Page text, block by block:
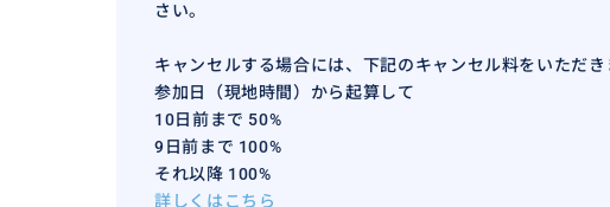
さい。
キャンセルする場合には、下記のキャンセル料をいただき
参加日（現地時間）から起算して
10日前まで 50%
9日前まで 100%
それ以降 100%
詳しくはこちら